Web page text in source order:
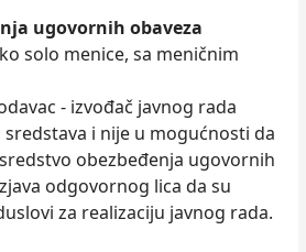
ugovornih obaveza
solo menice, sa meničnim
- izvođač javnog rada
i nije u mogućnosti da
obezbeđenja ugovornih
odgovornog lica da su
za realizaciju javnog rada.